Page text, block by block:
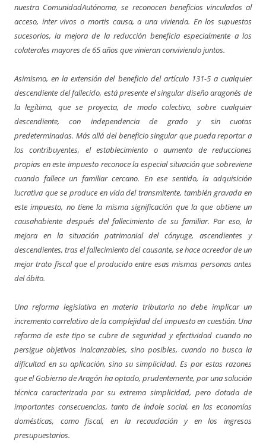
nuestra ComunidadAutónoma, se reconocen beneficios vinculados al
acceso, inter vivos o mortis causa, a una vivienda. En los supuestos
sucesorios, la mejora de la reducción beneficia especialmente a los
colaterales mayores de 65 años que vinieran conviviendo juntos.
Asimismo, en la extensión del beneficio del artículo 131-5 a cualquier
descendiente del fallecido, está presente el singular diseño aragonés de
la legítima, que se proyecta, de modo colectivo, sobre cualquier
descendiente, con independencia de grado y sin cuotas
predeterminadas. Más allá del beneficio singular que pueda reportar a
los contribuyentes, el establecimiento o aumento de reducciones
propias en este impuesto reconoce la especial situación que sobreviene
cuando fallece un familiar cercano. En ese sentido, la adquisición
lucrativa que se produce en vida del transmitente, también gravada en
este impuesto, no tiene la misma significación que la que obtiene un
causahabiente después del fallecimiento de su familiar. Por eso, la
mejora en la situación patrimonial del cónyuge, ascendientes y
descendientes, tras el fallecimiento del causante, se hace acreedor de un
mejor trato fiscal que el producido entre esas mismas personas antes
del óbito.
Una reforma legislativa en materia tributaria no debe implicar un
incremento correlativo de la complejidad del impuesto en cuestión. Una
reforma de este tipo se cubre de seguridad y efectividad cuando no
persigue objetivos inalcanzables, sino posibles, cuando no busca la
dificultad en su aplicación, sino su simplicidad. Es por estas razones
que el Gobierno de Aragón ha optado, prudentemente, por una solución
técnica caracterizada por su extrema simplicidad, pero dotada de
importantes consecuencias, tanto de índole social, en las economías
domésticas, como fiscal, en la recaudación y en los ingresos
presupuestarios.